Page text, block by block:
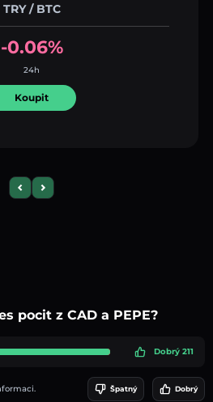
TRY / BTC
-0.06%
24h
Koupit
Previous slide
Next slide
pocit z CAD a PEPE?
Dobrý 211
Špatný Dobrý